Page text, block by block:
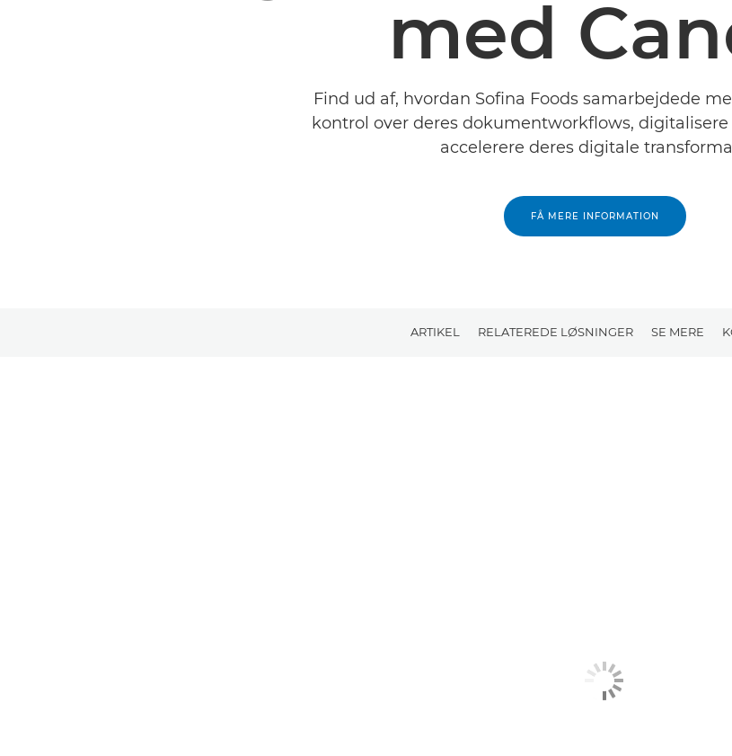
med
Find ud af, hvordan Sofina Foods samarbejdede
kontrol over deres dokumentworkflows,
accelerere deres digitale
FÅ MERE INFORMATION
ARTIKEL RELATEREDE LØSNINGER SE MERE